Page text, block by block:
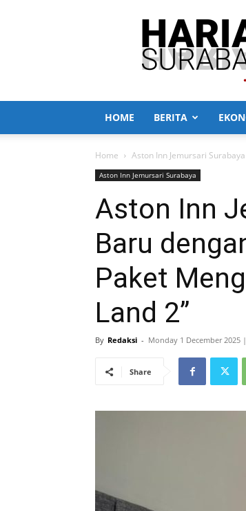
Harian
HOME BERITA
Home Aston Inn Jemursari Surabaya
Aston Inn Jemursari Surabaya
Aston Inn
Baru
Paket
Land 2”
By Redaksi - Monday 1 December 2025
Share